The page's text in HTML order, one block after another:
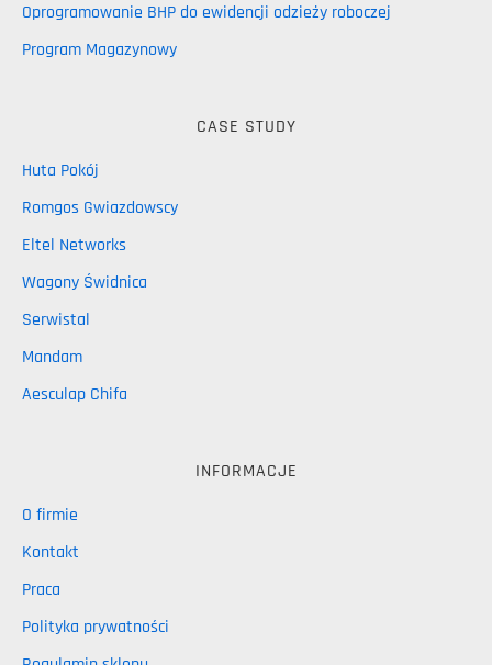
Oprogramowanie BHP do ewidencji odzieży roboczej
Program Magazynowy
CASE STUDY
Huta Pokój
Romgos Gwiazdowscy
Eltel Networks
Wagony Świdnica
Serwistal
Mandam
Aesculap Chifa
INFORMACJE
O firmie
Kontakt
Praca
Polityka prywatności